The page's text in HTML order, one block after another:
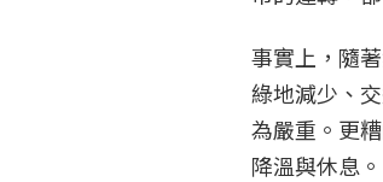
事實上，隨
綠地減少、
為嚴重。更
降溫與休息。